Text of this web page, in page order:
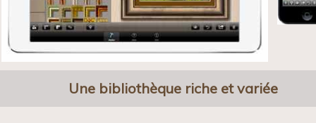
Une bibliothèque riche et variée